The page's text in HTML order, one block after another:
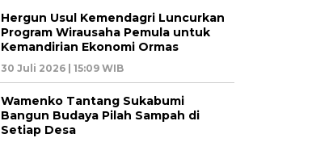
Hergun Usul Kemendagri Luncurkan
Program Wirausaha Pemula untuk
Kemandirian Ekonomi Ormas
30 Juli 2026 | 15:09 WIB
Wamenko Tantang Sukabumi
Bangun Budaya Pilah Sampah di
Setiap Desa